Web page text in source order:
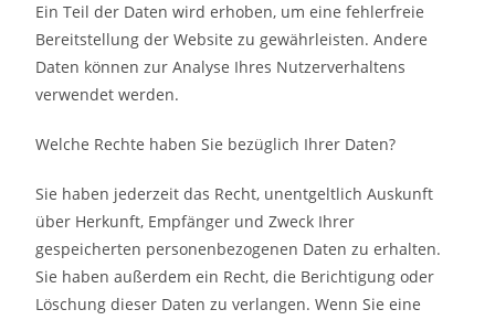
Ein Teil der Daten wird erhoben, um eine fehlerfreie
Bereitstellung der Website zu gewährleisten. Andere
Daten können zur Analyse Ihres Nutzerverhaltens
verwendet werden.
Welche Rechte haben Sie bezüglich Ihrer Daten?
Sie haben jederzeit das Recht, unentgeltlich Auskunft
über Herkunft, Empfänger und Zweck Ihrer
gespeicherten personenbezogenen Daten zu erhalten.
Sie haben außerdem ein Recht, die Berichtigung oder
Löschung dieser Daten zu verlangen. Wenn Sie eine